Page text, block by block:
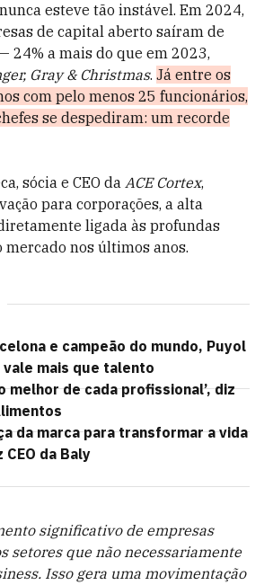
nunca esteve tão instável. Em 2024,
de capital aberto saíram de
24% a mais do que em 2023,
Gray & Christmas. Já entre os
com pelo menos 25 funcionários,
se despediram: um recorde
sócia e CEO da ACE Cortex,
para corporações, a alta
ligada às profundas
mercado nos últimos anos.
e campeão do mundo, Puyol
vale mais que talento
melhor de cada profissional’, diz
da marca para transformar a vida
da Baly
significativo de empresas
setores que não necessariamente
Isso gera uma movimentação